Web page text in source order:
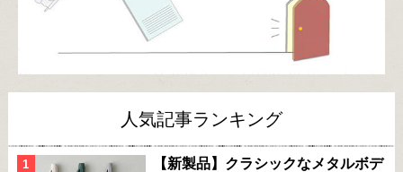
人気記事ランキング
【新製品】クラシックなメタルボデ